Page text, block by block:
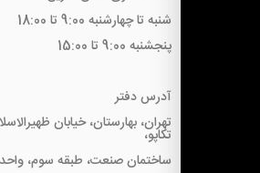
شنبه تا چهارشنبه 9:00 تا 18:00
پنجشنبه 9:00 تا 15:00
آدرس دفتر
تهران، بهارستان، خیابان
تکاپو،
ساختمان صنعت، طبقه سوم، واحد18